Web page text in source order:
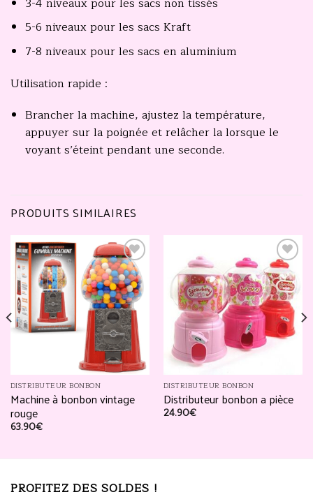
5-6 niveaux pour les sacs Kraft
7-8 niveaux pour les sacs en aluminium
Utilisation rapide :
Brancher la machine, ajustez la température,
appuyer sur la poignée et relâcher la lorsque le
voyant s’éteint pendant une seconde.
PRODUITS SIMILAIRES
Ajouter
à la
liste
d’envies
DISTRIBUTEUR BONBON
Machine à bonbon vintage
rouge
63.90€
Ajouter
à la
liste
d’envies
DISTRIBUTEUR BONBON
Distributeur bonbon a pièce
24.90€
PROFITEZ DES SOLDES !